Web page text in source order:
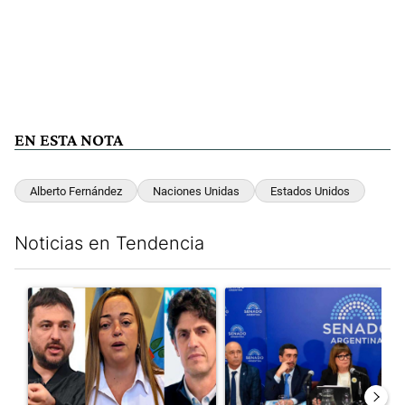
EN ESTA NOTA
Alberto Fernández Naciones Unidas Estados Unidos
Noticias en Tendencia
Un artículo de tendencia con el título "Grabois, Moreau y
Un artículo de tendencia con